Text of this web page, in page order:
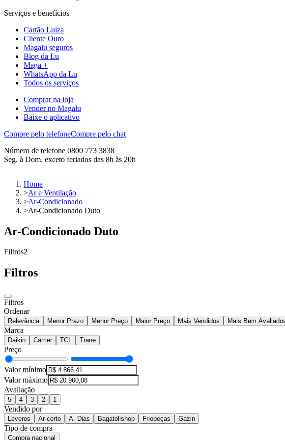
Serviços e benefícios
Cartão Luiza
Cliente Ouro
Magalu seguros
Blog da Lu
Maga +
WhatsApp da Lu
Todos os serviços
Comprar na loja
Vender no Magalu
Baixe o aplicativo
Compre pelo telefoneCompre pelo chat
Número de telefone 0800 773 3838
Seg. à Dom. exceto feriados das 8h às 20h
Home
>Ar e Ventilação
>Ar-Condicionado
>Ar-Condicionado Duto
Ar-Condicionado Duto
Filtros2
Filtros
Filtros
Ordenar
Relevância Menor Prazo Menor Preço Maior Preço Mais Vendidos Mais Bem
Marca
Daikin Carrier TCL Trane
Preço
Valor mínimo
Valor máximo
Avaliação
5 4 3 2 1
Vendido por
Leveros Ar-certo A. Dias Bagatolishop Friopeças Gazin
Tipo de compra
Compra nacional